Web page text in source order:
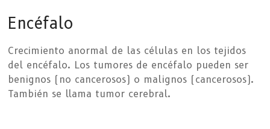
Encéfalo
Crecimiento anormal de las células en los tejidos
del encéfalo. Los tumores de encéfalo pueden ser
benignos (no cancerosos) o malignos (cancerosos).
También se llama tumor cerebral.